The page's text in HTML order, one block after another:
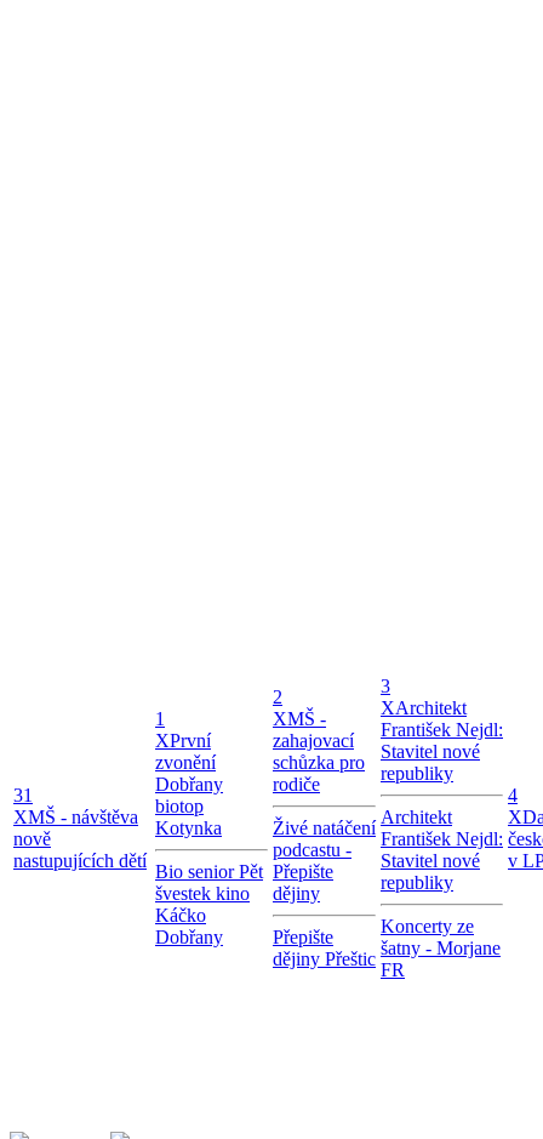
31
XMŠ - návštěva
nově
nastupujících dětí
1
XPrvní
zvonění
Dobřany
biotop
Kotynka
Bio senior Pět
švestek kino
Káčko
Dobřany
2
XMŠ -
zahajovací
schůzka pro
rodiče
Živé natáčení
podcastu -
Přepište
dějiny
Přepište
dějiny Přeštic
3
XArchitekt
František Nejdl:
Stavitel nové
republiky
Architekt
František Nejdl:
Stavitel nové
republiky
Koncerty ze
šatny - Morjane
FR
4
X
v